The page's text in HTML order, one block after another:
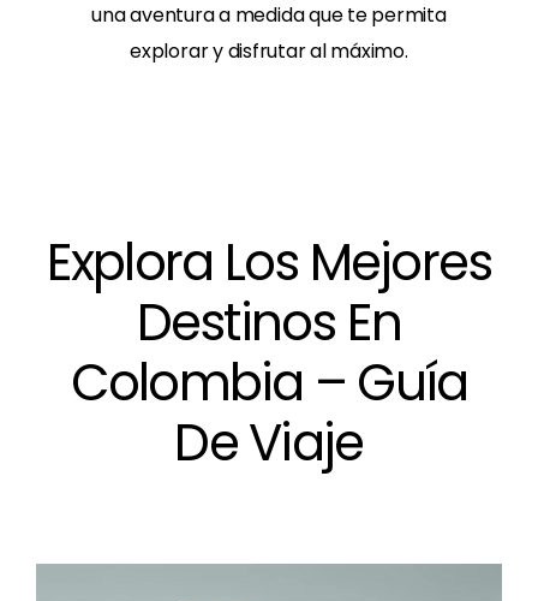
una aventura a medida que te permita
explorar y disfrutar al máximo.
Explora Los Mejores
Destinos En
Colombia – Guía
De Viaje